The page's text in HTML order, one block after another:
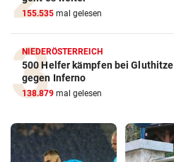
155.535 mal gelesen
NIEDERÖSTERREICH
500 Helfer kämpfen bei Gluthitze
gegen Inferno
138.879 mal gelesen